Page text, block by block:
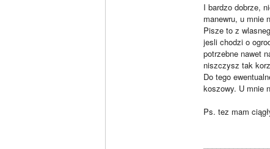
I bardzo dobrze,
manewru, u mnie
Pisze to z
jesli chodzi o
potrzebne nawet
niszczysz tak
Do tego
koszowy. U mnie
Ps. tez mam